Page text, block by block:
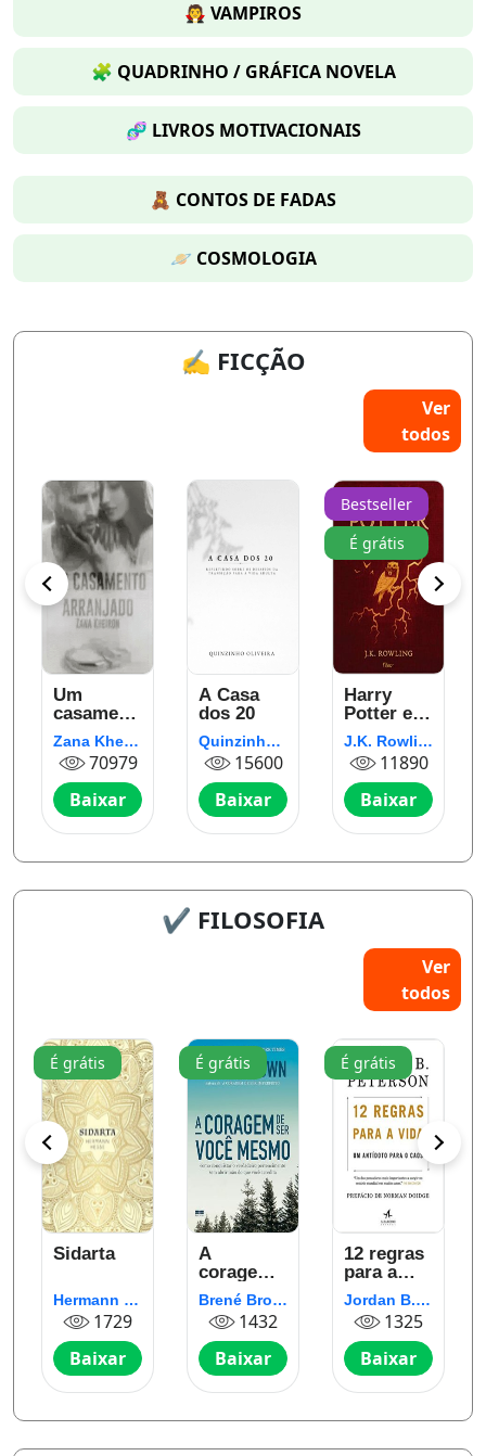
🧛 VAMPIROS
🧩 QUADRINHO / GRÁFICA NOVELA
🧬 LIVROS MOTIVACIONAIS
🧸 CONTOS DE FADAS
🪐 COSMOLOGIA
✍️ FICÇÃO
Ver
todos
Um
casamento
arranjadoZana Kheiron
70979
Baixar
A Casa
dos 20
Quinzinho Oliveira
15600
Baixar
Bestseller
É grátis
Harry
Potter e a
pedra
filosofal J.K. Rowling (Robert Galbraith)
11890
Baixar
✔️ FILOSOFIA
Ver
todos
É grátis
Sidarta
Hermann Hesse
1729
Baixar
É grátis
A
coragem
de ser
você
mesmo
Brené Brown
1432
Baixar
É grátis
12 regras
para a
vida: Um
antídoto
para o
caos
Jordan B. Peterson
1325
Baixar